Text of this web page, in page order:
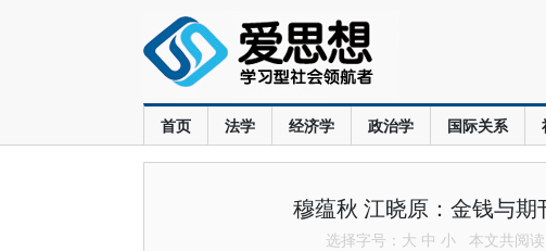
首页 法学 经济学 政治学 国际关系
穆蕴秋 江晓原：金钱与期
选择字号： 大 中 小 本文共阅